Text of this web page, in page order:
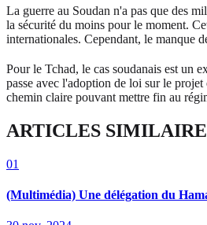
La guerre au Soudan n'a pas que des
la sécurité du moins pour le moment.
internationales. Cependant, le manque
Pour le Tchad, le cas soudanais est un
passe avec l'adoption de loi sur le
chemin claire pouvant mettre fin au
ARTICLES
01
(Multimédia) Une délégation du